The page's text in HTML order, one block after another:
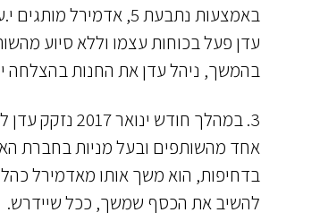
באמצעות נתבעת 5, אדמירל מותגים י.ע.ר בע"מ (להלן – חברת האם).
עדן פעל בכוחות עצמו וללא סיוע
בהמשך, ניהל עדן את החנות בהצלחה
אחד מהשותפים ובעל מניות בחברת
להשיב את הכסף שמשך, ככל שיידרש.